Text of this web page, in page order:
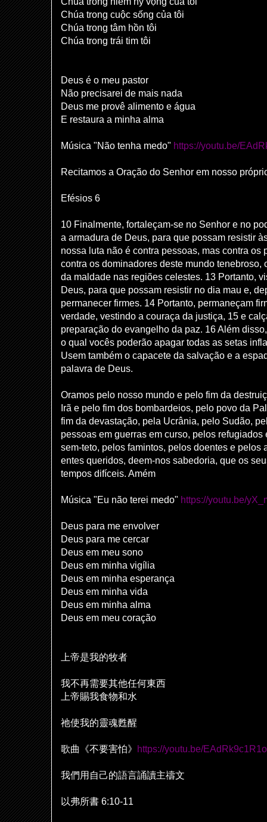
Chúa trong cuộc sống của tôi
Chúa trong tâm hồn tôi
Chúa trong trái tim tôi
Deus é o meu pastor
Não precisarei de mais nada
Deus me provê alimento e água
E restaura a minha alma
Música "Não tenha medo" https://youtu.be/
Recitamos a Oração do Senhor em nosso
Efésios 6
10 Finalmente, fortaleçam-se no Senhor e no
a armadura de Deus, para que possam resistir
nossa luta não é contra pessoas, mas contra os
contra os dominadores deste mundo tenebroso,
da maldade nas regiões celestes. 13 Portanto,
Deus, para que possam resistir no dia mau e,
permanecer firmes. 14 Portanto, permaneçam
verdade, vestindo a couraça da justiça, 15 e
preparação do evangelho da paz. 16 Além
o qual vocês poderão apagar todas as setas
Usem também o capacete da salvação e a
palavra de Deus.
Oramos pelo nosso mundo e pelo fim da
Irã e pelo fim dos bombardeios, pelo povo da
fim da devastação, pela Ucrânia, pelo Sudão,
pessoas em guerras em curso, pelos refugiados
sem-teto, pelos famintos, pelos doentes e pelos
entes queridos, deem-nos sabedoria, que os
tempos difíceis. Amém
Música "Eu não terei medo" https://youtu.be/
Deus para me envolver
Deus para me cercar
Deus em meu sono
Deus em minha vigília
Deus em minha esperança
Deus em minha vida
Deus em minha alma
Deus em meu coração
上帝是我的牧者
我不再需要其他任何東西
上帝賜我食物和水
祂使我的靈魂甦醒
歌曲《不要害怕》 https://youtu.be/
我們用自己的語言誦讀主禱文
以弗所書 6:10-11